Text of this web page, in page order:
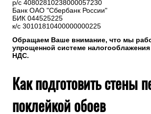
5. Реквизиты нашей
ИП Горбачев М.В.
ИНН 501208116440
р/с 40802810238000057230
к/с 30101810400000000225
Обращаем Ваше внимание, что мы
упрощенной системе
НДС.